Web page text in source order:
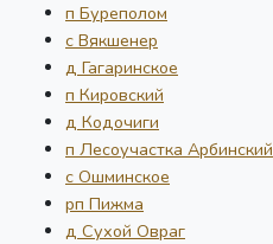
п Буреполом
с Вякшенер
д Гагаринское
п Кировский
д Кодочиги
п Лесоучастка Арбинский
с Ошминское
рп Пижма
д Сухой Овраг